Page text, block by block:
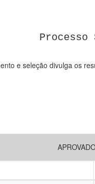
e seleção divulga os